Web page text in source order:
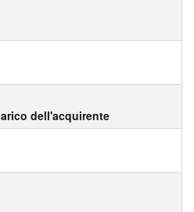
dell'acquirente